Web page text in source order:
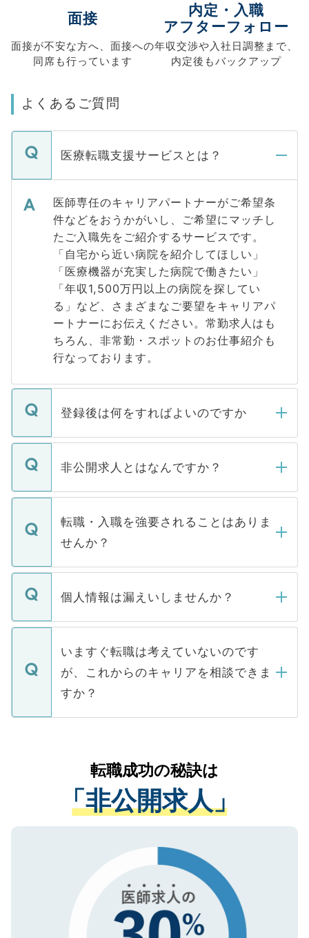
面接
面接が不安な方へ、 面接への
同席も行っています
内定・入職
アフターフォロー
年収交渉や入社日調整まで、
内定後もバックアップ
よくあるご質問
医療転職支援サービスとは？
医師専任のキャリアパートナーがご希望条
件などをおうかがいし、ご希望にマッチし
たご入職先をご紹介するサービスです。
「自宅から近い病院を紹介してほしい」
「医療機器が充実した病院で働きたい」
「年収1,500万円以上の病院を探してい
る」など、さまざまなご要望をキャリアパ
ートナーにお伝えください。常勤求人はも
ちろん、非常勤・スポットのお仕事紹介も
行なっております。
登録後は何をすればよいのですか
ご登録いただきましたら、弊社担当者がご
登録内容を確認し、その後メールもしくは
ます。通常、5営業日以内にはご連絡をせて
いただきますので、しばらくお待ちくださ
非公開求人とはなんですか？
マイナビDOCTORで取り扱っている求人の
うち約3割は、Webサイトからご覧いただ
けない「非公開求人」です。非公開求人は
下記の理由によって、一般には公開してい
ません。
■応募殺到を避けるため 人気のある医療機
関を公にしてしまうと、応募が殺到する場
に、医療機関が求める条件に合った人材の
みを人材紹介会社に依頼するケースが増え
ています。
転職・入職を強要されることはありま
せんか？
転職・入職を強要することは一切ありませ
ん。また、仮に応募先から内定をいただい
定を承諾する必要はありません。内定先へ
の辞退の連絡はキャリアパートナーが行い
個人情報は漏えいしませんか？
個人情報が漏えいすることはありませんの
で、ご安心ください。当サイトからの登録
などで収集したご登録者様の個人情報は、
ご本人のキャリアアップおよび転職活動の
支援を目的に使用いたします。お預かりし
ているすべての個人データはご本人の許可
は、個人情報の取り扱いについての厳密な
管理基準を満たした事業者のみに付与され
る、プライバシーマークを取得済みです。
で、機密保持に関してもご安心ください。
いますぐ転職は考えていないのです
が、これからのキャリアを相談できま
すか？
かがいして、現在の医療機関の状況や紹介
経験をまじえながら、適切なアドバイスを
させていただきます。すぐにご転職をされ
ない方には、長期的なサポートが可能です
ので、まずはご登録ください。
転職成功の秘訣は
「非公開求人」